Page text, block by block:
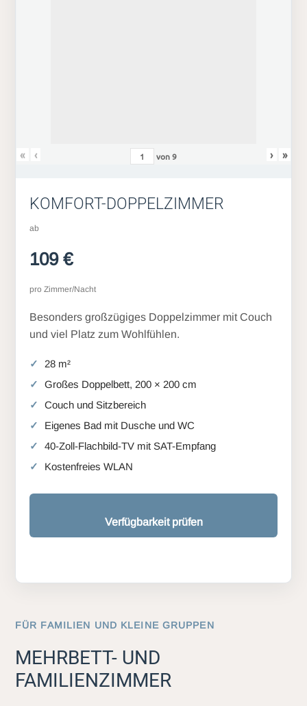
« ‹ von9 › »
KOMFORT-DOPPELZIMMER
ab
109 €
pro Zimmer/Nacht
Besonders großzügiges Doppelzimmer mit Couch
und viel Platz zum Wohlfühlen.
28 m²
Großes Doppelbett, 200 × 200 cm
Couch und Sitzbereich
Eigenes Bad mit Dusche und WC
40-Zoll-Flachbild-TV mit SAT-Empfang
Kostenfreies WLAN
Verfügbarkeit prüfen
FÜR FAMILIEN UND KLEINE GRUPPEN
MEHRBETT- UND
FAMILIENZIMMER